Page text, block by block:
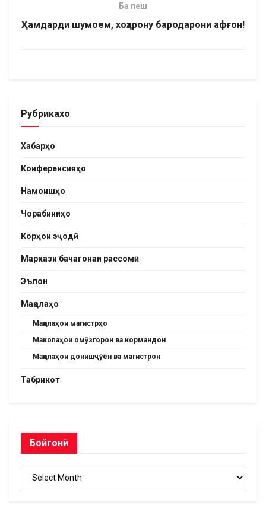
Ба пеш
Ҳамдарди шумоем, хоҳарону бародарони афғон!
Рубрикахо
Хабарҳо
Конференсияҳо
Намоишҳо
Чорабиниҳо
Корҳои эҷодӣ
Маркази бачагонаи рассомӣ
Эълон
Мақолаҳо
Мақолаҳои магистрҳо
Маколаҳои омӯзгорон ва кормандон
Мақолаҳои донишҷӯён ва магистрон
Табрикот
Бойгонӣ